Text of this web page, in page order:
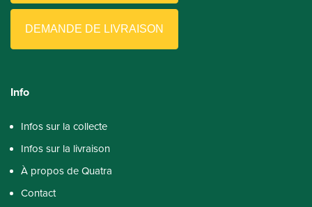
DEMANDE DE LIVRAISON
Info
Infos sur la collecte
Infos sur la livraison
À propos de Quatra
Contact